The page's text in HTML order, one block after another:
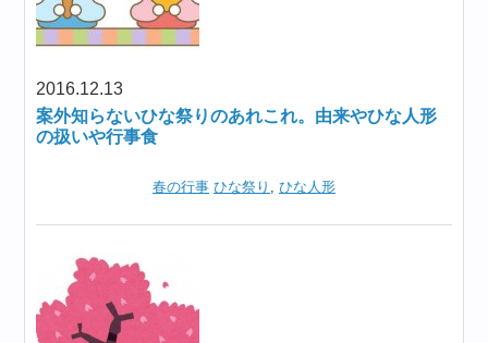
2016.12.13
案外知らないひな祭りのあれこれ。由来やひな人形
の扱いや行事食
春の行事 ひな祭り , ひな人形